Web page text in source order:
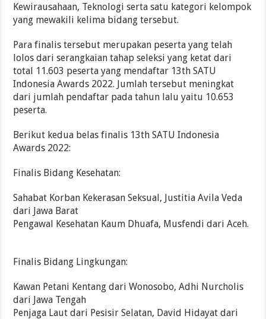
Kewirausahaan, Teknologi serta satu kategori kelompok
yang mewakili kelima bidang tersebut.
Para finalis tersebut merupakan peserta yang telah
lolos dari serangkaian tahap seleksi yang ketat dari
total 11.603 peserta yang mendaftar 13th SATU
Indonesia Awards 2022. Jumlah tersebut meningkat
dari jumlah pendaftar pada tahun lalu yaitu 10.653
peserta.
Berikut kedua belas finalis 13th SATU Indonesia
Awards 2022:
Finalis Bidang Kesehatan:
Sahabat Korban Kekerasan Seksual, Justitia Avila Veda
dari Jawa Barat
Pengawal Kesehatan Kaum Dhuafa, Musfendi dari Aceh.
Finalis Bidang Lingkungan:
Kawan Petani Kentang dari Wonosobo, Adhi Nurcholis
dari Jawa Tengah
Penjaga Laut dari Pesisir Selatan, David Hidayat dari